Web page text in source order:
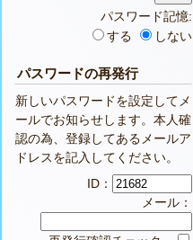
パスワード記憶:
する
しない
パスワードの再発行
新しいパスワードを設定してメ
ールでお知らせします。本人確
認の為、登録してあるメールア
ドレスを記入してください。
ID：
メール：